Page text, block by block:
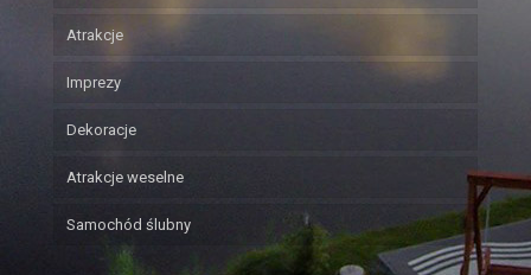
Atrakcje
Imprezy
Dekoracje
Atrakcje weselne
Samochód ślubny